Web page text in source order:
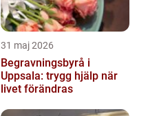
31 maj 2026
Begravningsbyrå i
Uppsala: trygg hjälp när
livet förändras